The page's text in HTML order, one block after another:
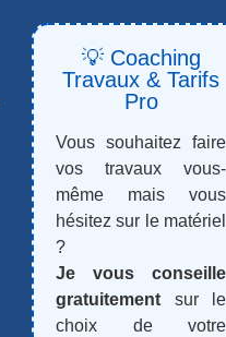
💡 Coaching
Travaux & Tarifs
Pro
Vous souhaitez faire
vos travaux vous-
même mais vous
hésitez sur le matériel
?
Je vous conseille
gratuitement sur le
choix de votre